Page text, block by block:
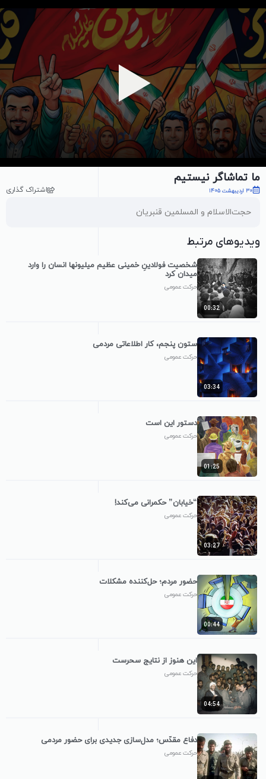
پخش ویدیو
ما تماشاگر نیستیم
30 اردیبهشت 1405 اشتراک گذاری
حجت‌الاسلام و المسلمین قنبریان
ویدیوهای مرتبط
00:32
شخصیت فولادینِ خمینی عظیم میلیونها انسان را وارد
میدان کرد
حرکت عمومی
03:34
ستون پنجم، کار اطلاعاتی مردمی
حرکت عمومی
01:25
دستور این است
حرکت عمومی
03:27
“خیابان” حکمرانی می‌کند!
حرکت عمومی
00:44
حضور مردم؛ حل‌کننده مشکلات
حرکت عمومی
04:54
این هنوز از نتایج سحرست
حرکت عمومی
دفاع مقدّس؛ مدل‌سازی جدیدی برای حضور مردمی
حرکت عمومی